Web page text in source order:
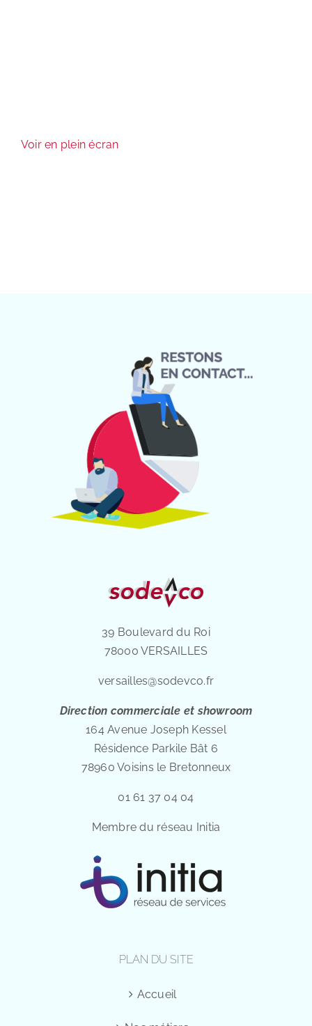
Voir en plein écran
39 Boulevard du Roi
78000 VERSAILLES
versailles@sodevco.fr
Direction commerciale et showroom
164 Avenue Joseph Kessel
Résidence Parkile Bât 6
78960 Voisins le Bretonneux
01 61 37 04 04
Membre du réseau Initia
PLAN DU SITE
Accueil